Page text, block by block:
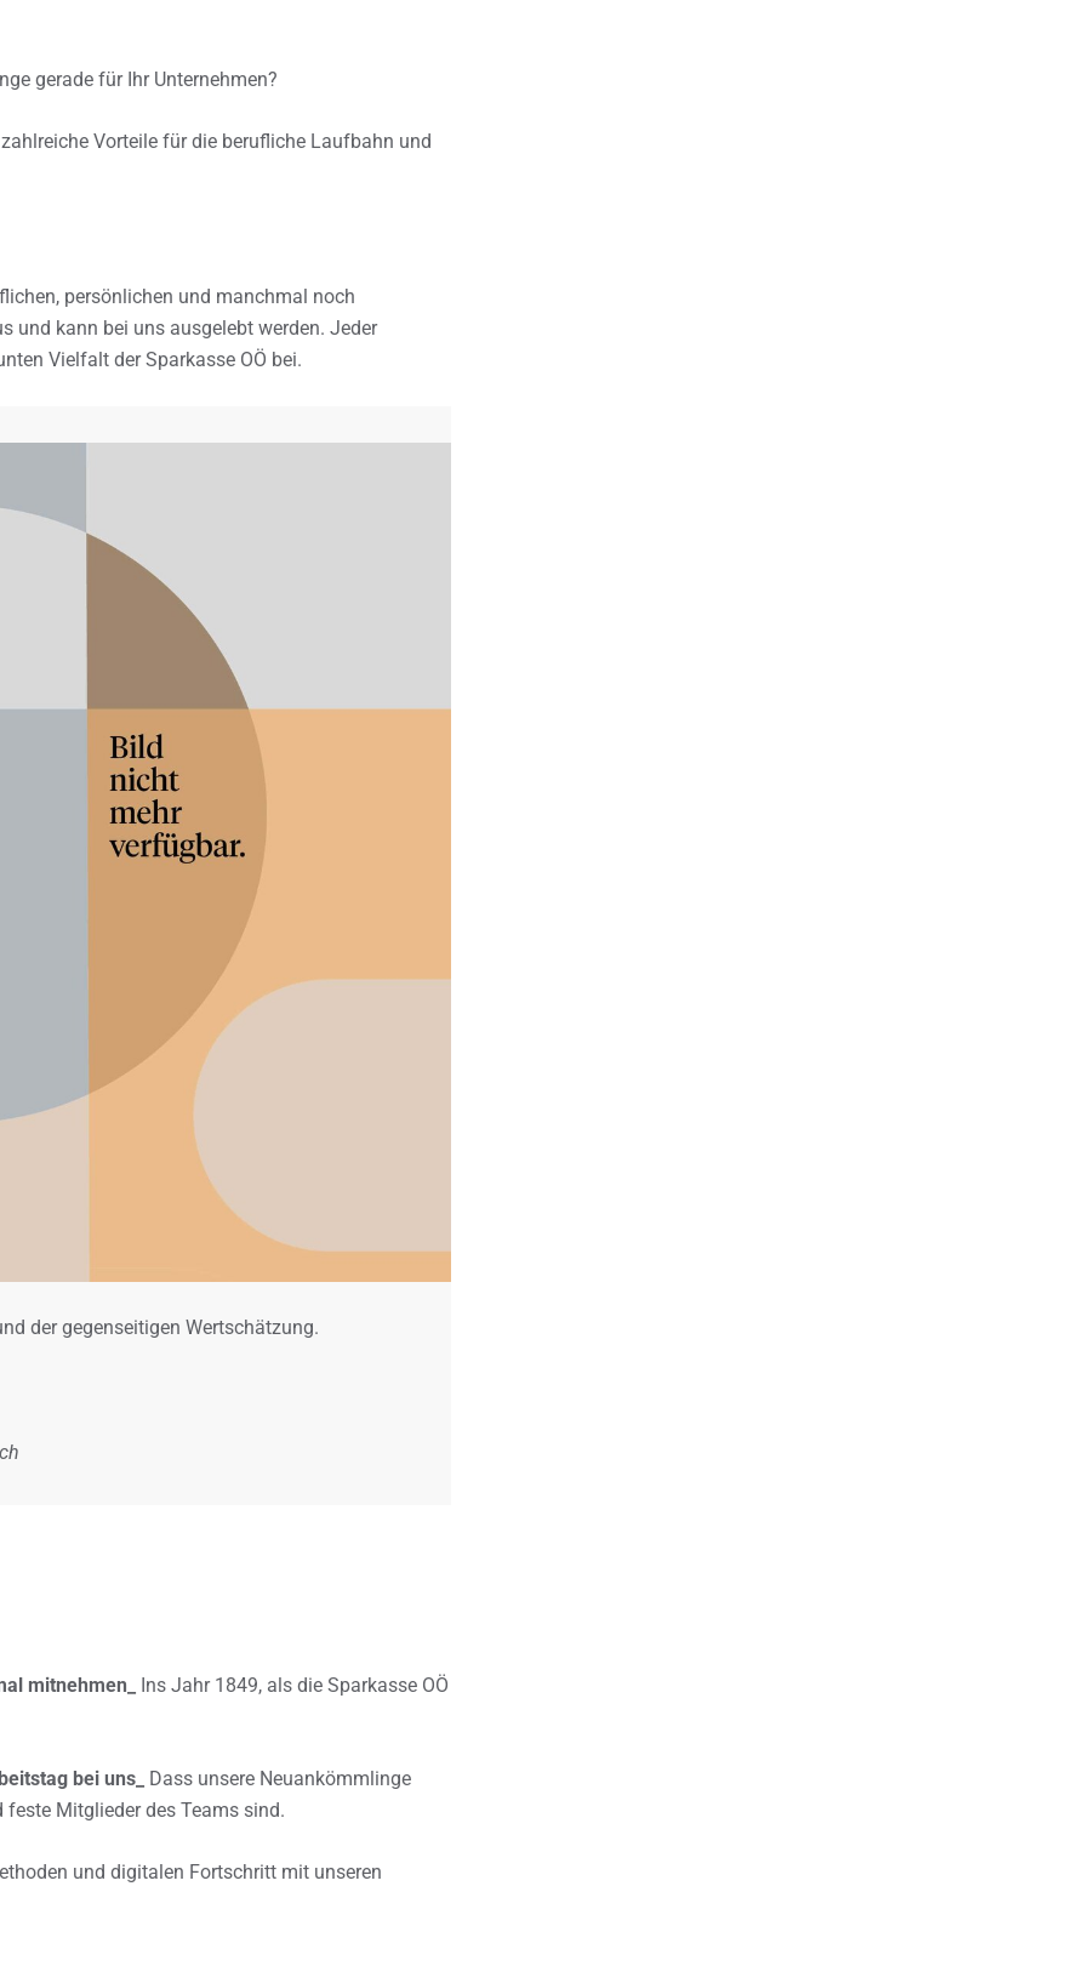
gerade für Ihr Unternehmen?
Vorteile für die berufliche Laufbahn und
persönlichen und manchmal noch
und kann bei uns ausgelebt werden. Jeder
Vielfalt der Sparkasse OÖ bei.
der gegenseitigen Wertschätzung.
mitnehmen_
Ins Jahr 1849, als die Sparkasse OÖ
bei uns_
Dass unsere Neuankömmlinge
Mitglieder des Teams sind.
und digitalen Fortschritt mit unseren